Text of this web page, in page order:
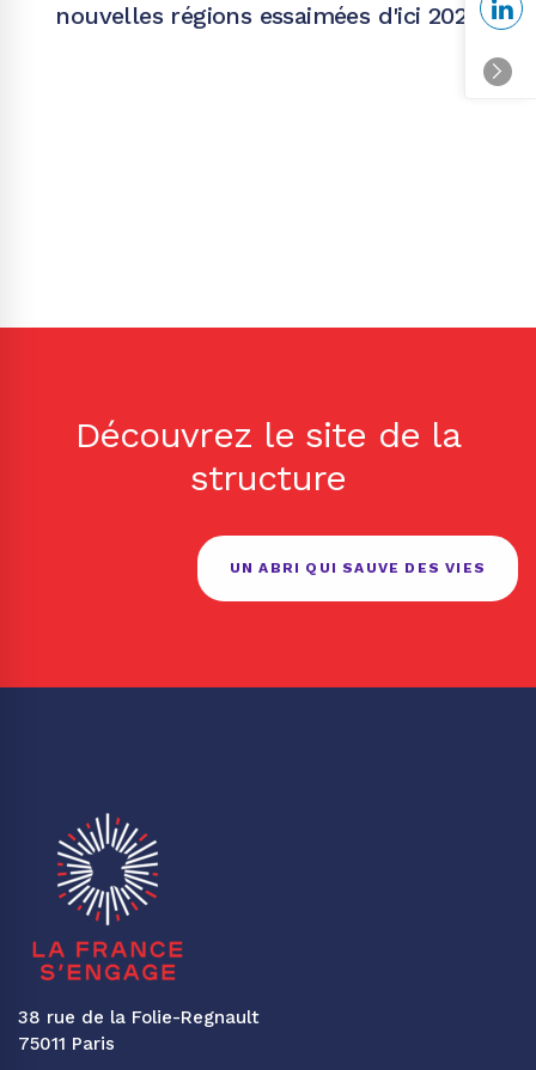
nouvelles régions essaimées d'ici 2029
Découvrez le site de la
structure
UN ABRI QUI SAUVE DES VIES
38 rue de la Folie-Regnault
75011 Paris